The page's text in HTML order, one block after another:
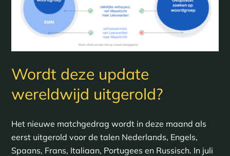
Wordt deze update
wereldwijd uitgerold?
Het nieuwe matchgedrag wordt in deze maand als
eerst uitgerold voor de talen Nederlands, Engels,
Spaans, Frans, Italiaan, Portugees en Russisch. In juli